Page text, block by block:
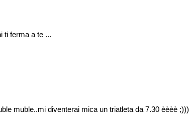
ti ferma a te ...
muble..mi diventerai mica un triatleta da 7.30 èèèè ;)))